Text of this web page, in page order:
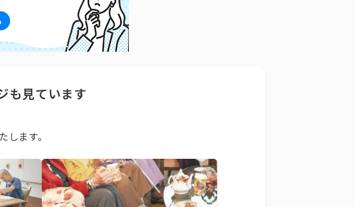
も見ています
します。